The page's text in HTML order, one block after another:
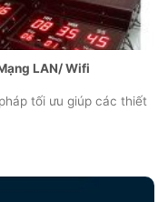
LAN/ Wifi
tối ưu giúp các thiết